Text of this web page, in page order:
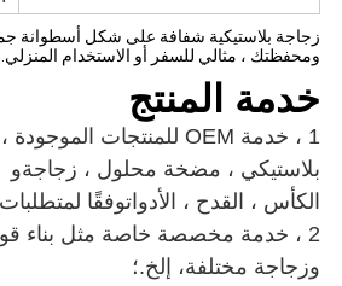
زجاجة بلاستيكية شفافة على شكل أسطوانة
ومحفظتك ، مثالي للسفر أو الاستخدام
خدمة المنتج
1 ، خدمة OEM للمنتجات الموجودة ، بما في ذلك
بلاستيكي ، مضخة محلول ، زجاجةو
الكأس ، القدح ، الأدواتوفقًا لمتطلبات
2 ، خدمة مخصصة خاصة مثل بناء قوالب جديدة ،
وزجاجة مختلفة، إلخ.؛